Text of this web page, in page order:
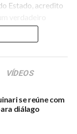
Estado, acredito
DENTRE-ELES-
poderá
VÍDEOS
se reúne com
diálago